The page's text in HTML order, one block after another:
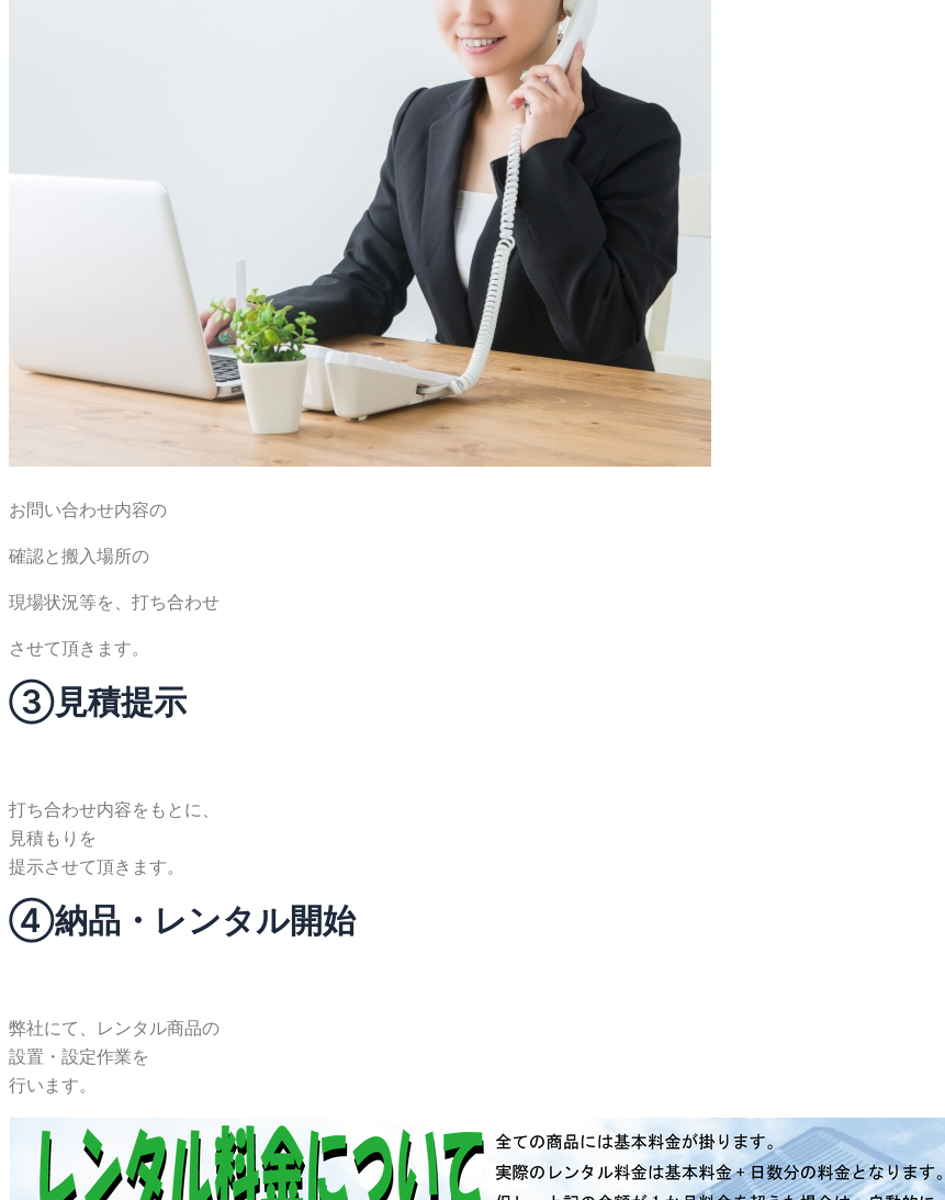
お問い合わせ内容の
確認と搬入場所の
現場状況等を、打ち合わせ
させて頂きます。
③見積提示
打ち合わせ内容をもとに、
見積もりを
提示させて頂きます。
④納品・レンタル開始
弊社にて、レンタル商品の
設置・設定作業を
行います。